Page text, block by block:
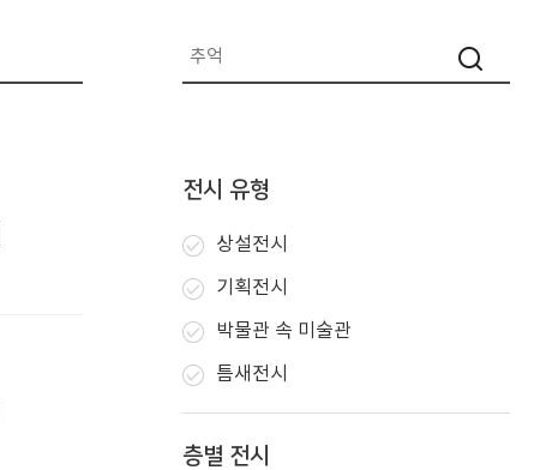
전시 유형
상설전시
기획전시
박물관 속 미술관
틈새전시
층별 전시